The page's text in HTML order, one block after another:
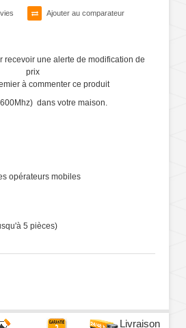
Ajouter au comparateur
recevoir une alerte de modification de
prix
à commenter ce produit
dans votre maison.
opérateurs mobiles
5 pièces)
Livraison